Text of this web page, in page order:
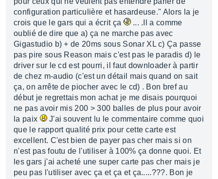
configuration particulière et hasardeuse." Alors la je
crois que le gars qui a écrit ça
... .Il a comme
oublié de dire que a) ça ne marche pas avec
Gigastudio b) + de 20ms sous Sonar XL c) Ça passe
pas pire sous Reason mais c'est pas le paradis d) le
driver sur le cd est pourri, il faut downloader à partir
de chez m-audio (c'est un détail mais quand on sait
ça, on arrête de piocher avec le cd) . Bon bref au
début je regrettais mon achat je me disais pourquoi
ne pas avoir mis 200 > 300 balles de plus pour avoir
la paix
J'ai souvent lu le commentaire comme quoi
que le rapport qualité prix pour cette carte est
excellent. C'est bien de payer pas cher mais si on
n'est pas foutu de l'utiliser à 100% ça donne quoi. Et
les gars j'ai acheté une super carte pas cher mais je
peu pas l'utiliser avec ça et ça et ça.....???. Bon je